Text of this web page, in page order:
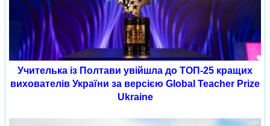
Учителька із Полтави увійшла до ТОП-25 кращих
вихователів України за версією Global Teacher Prize
Ukraine